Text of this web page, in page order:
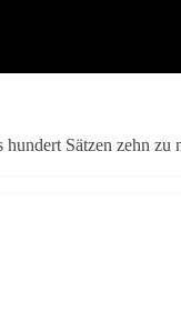
hundert Sätzen zehn zu